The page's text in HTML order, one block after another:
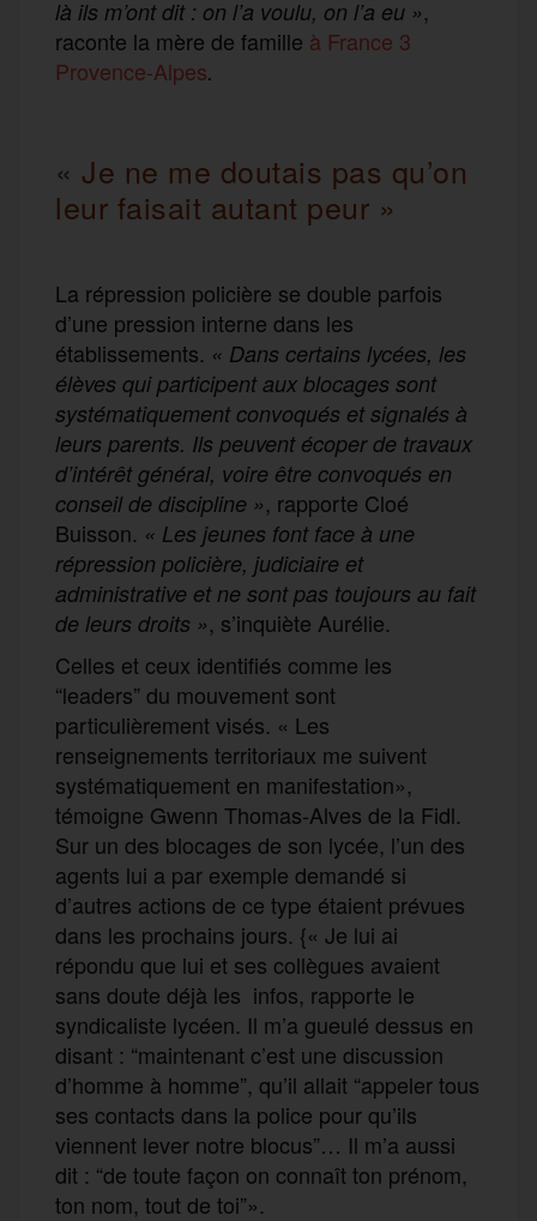
là ils m’ont dit : on l’a voulu, on l’a eu »,
raconte la mère de famille à France 3
Provence-Alpes.
« Je ne me doutais pas qu’on
leur faisait autant peur »
La répression policière se double parfois
d’une pression interne dans les
établissements. « Dans certains lycées, les
élèves qui participent aux blocages sont
systématiquement convoqués et signalés à
leurs parents. Ils peuvent écoper de travaux
d’intérêt général, voire être convoqués en
conseil de discipline », rapporte Cloé
Buisson. « Les jeunes font face à une
répression policière, judiciaire et
administrative et ne sont pas toujours au fait
de leurs droits », s’inquiète Aurélie.
Celles et ceux identifiés comme les
“leaders” du mouvement sont
particulièrement visés. « Les
renseignements territoriaux me suivent
systématiquement en manifestation»,
témoigne Gwenn Thomas-Alves de la Fidl.
Sur un des blocages de son lycée, l’un des
agents lui a par exemple demandé si
d’autres actions de ce type étaient prévues
dans les prochains jours. {« Je lui ai
répondu que lui et ses collègues avaient
sans doute déjà les infos, rapporte le
syndicaliste lycéen. Il m’a gueulé dessus en
disant : “maintenant c’est une discussion
d’homme à homme”, qu’il allait “appeler tous
ses contacts dans la police pour qu’ils
viennent lever notre blocus”… Il m’a aussi
dit : “de toute façon on connaît ton prénom,
ton nom, tout de toi”».